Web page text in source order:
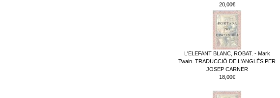
20,00€
L'ELEFANT BLANC, ROBAT. - Mark
Twain. TRADUCCIÓ DE L'ANGLÈS PER
JOSEP CARNER
18,00€